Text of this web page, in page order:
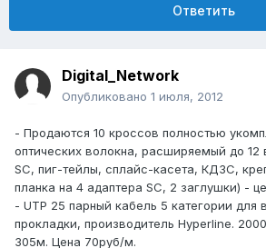
Ответить
Digital_Network
Опубликовано 1 июля, 2012
- Продаются 10 кроссов полностью
оптических волокна, расширяемый до 12
SC, пиг-тейлы, сплайс-касета, КДЗС,
планка на 4 адаптера SC, 2 заглушки) -
- UTP 25 парный кабель 5 категории для
прокладки, производитель Hyperline.
305м. Цена 70руб/м.